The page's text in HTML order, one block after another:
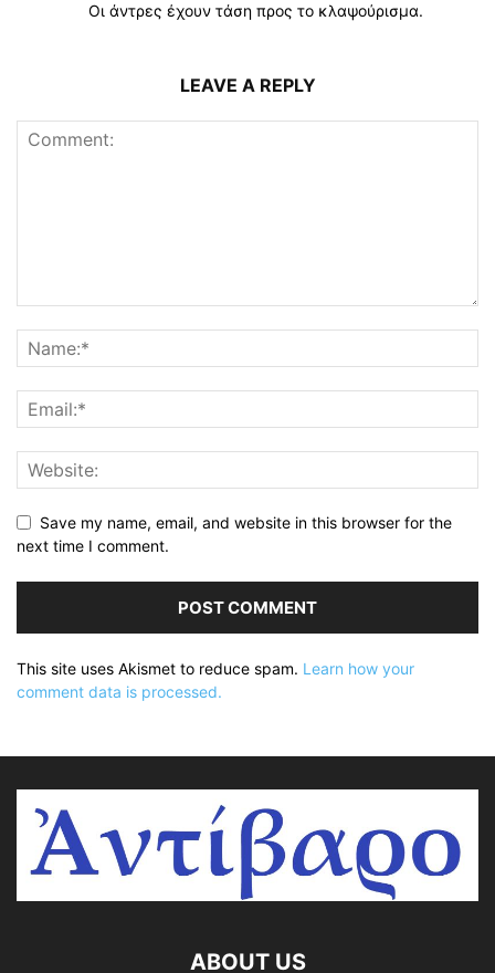
Οι άντρες έχουν τάση προς το κλαψούρισμα.
LEAVE A REPLY
Save my name, email, and website in this browser for the
next time I comment.
This site uses Akismet to reduce spam. Learn how your
comment data is processed.
ABOUT US